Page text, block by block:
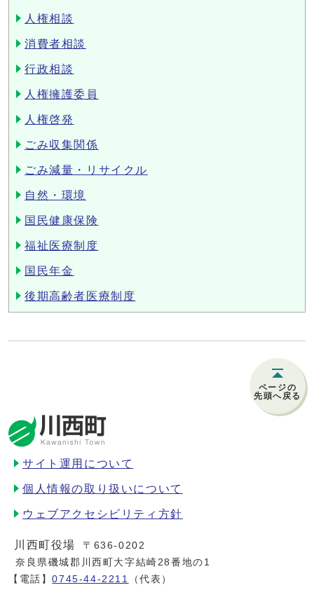
人権相談
消費者相談
行政相談
人権擁護委員
人権啓発
ごみ収集関係
ごみ減量・リサイクル
自然・環境
国民健康保険
福祉医療制度
国民年金
後期高齢者医療制度
ページの
先頭へ戻る
サイト運用について
個人情報の取り扱いについて
ウェブアクセシビリティ方針
川西町役場
〒636-0202
奈良県磯城郡川西町大字結崎28番地の1
【電話】0745-44-2211
（代表）